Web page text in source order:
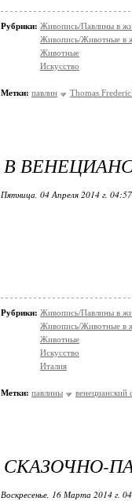
Рубрики: Живопись/Павлины в
Живопись/Животные в
Животные
Искусство
Метки: павлин Thomas
В
Пятница, 04 Апреля 2014 г.
Рубрики: Живопись/Павлины в
Живопись/Животные в
Животные
Искусство
Италия
Метки: павлины венецианский
СКАЗОЧНО-
Воскресенье, 16 Марта 2014 г.